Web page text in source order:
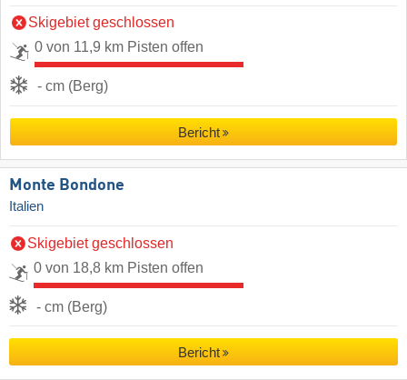
Skigebiet geschlossen
0 von 11,9 km Pisten offen
- cm (Berg)
Bericht
Monte Bondone
Italien
Skigebiet geschlossen
0 von 18,8 km Pisten offen
- cm (Berg)
Bericht